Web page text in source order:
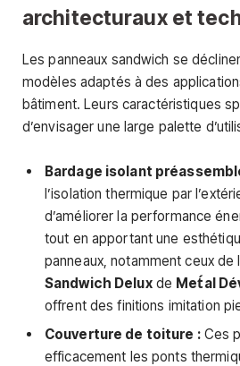
architecturaux et
Les panneaux sandwich se
modèles adaptés à des
bâtiment. Leurs caractéristiques
d’envisager une large palette
Bardage isolant
l’isolation thermique par
d’améliorer la performance
tout en apportant une
panneaux, notamment ceux de
Sandwich Deluxde Met́al
offrent des finitions imitation
Couverture de toiture :Ces
efficacement les ponts